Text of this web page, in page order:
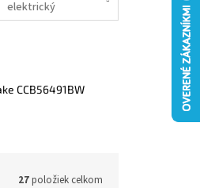
elektrický
CCB56491BW
27položiek celkom